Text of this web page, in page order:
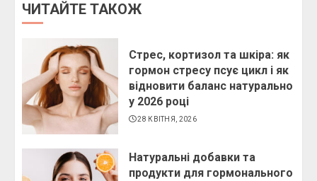
ЧИТАЙТЕ ТАКОЖ
Стрес, кортизол та шкіра: як
гормон стресу псує цикл і як
відновити баланс натурально
у 2026 році
28 КВІТНЯ, 2026
Натуральні добавки та
продукти для гормонального